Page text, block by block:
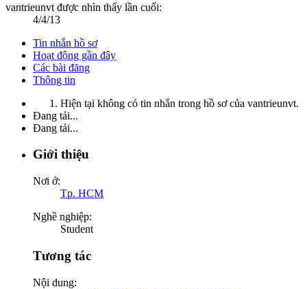
vantrieunvt được nhìn thấy lần cuối:
4/4/13
Tin nhắn hồ sơ
Hoạt động gần đây
Các bài đăng
Thông tin
Hiện tại không có tin nhắn trong hồ sơ của vantrieunvt.
Đang tải...
Đang tải...
Giới thiệu
Nơi ở:
Tp. HCM
Nghề nghiệp:
Student
Tương tác
Nội dung: